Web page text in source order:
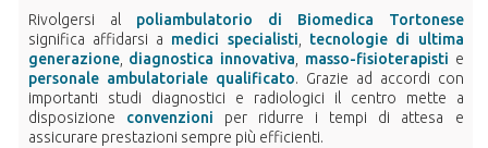
Rivolgersi al poliambulatorio di Biomedica Tortonese
significa affidarsi a medici specialisti
tecnologie di ultima
generazione, diagnostica innovativa masso-fisioterapisti e
personale ambulatoriale qualificato. Grazie ad accordi con
importanti studi diagnostici e radiologici il centro mette a
disposizione convenzioni per ridurre i tempi di attesa e
assicurare prestazioni sempre più efficienti.